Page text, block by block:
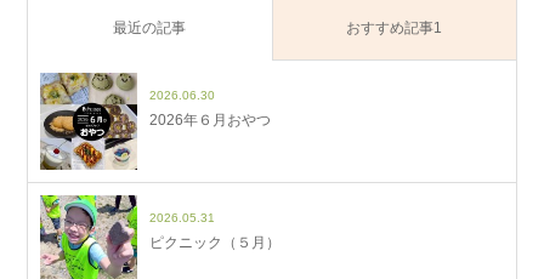
最近の記事 おすすめ記事1
2026.06.30
2026年６月おやつ
2026.05.31
ピクニック（５月）